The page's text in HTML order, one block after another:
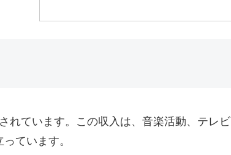
れています。この収入は、音楽活動、テレ
ています。